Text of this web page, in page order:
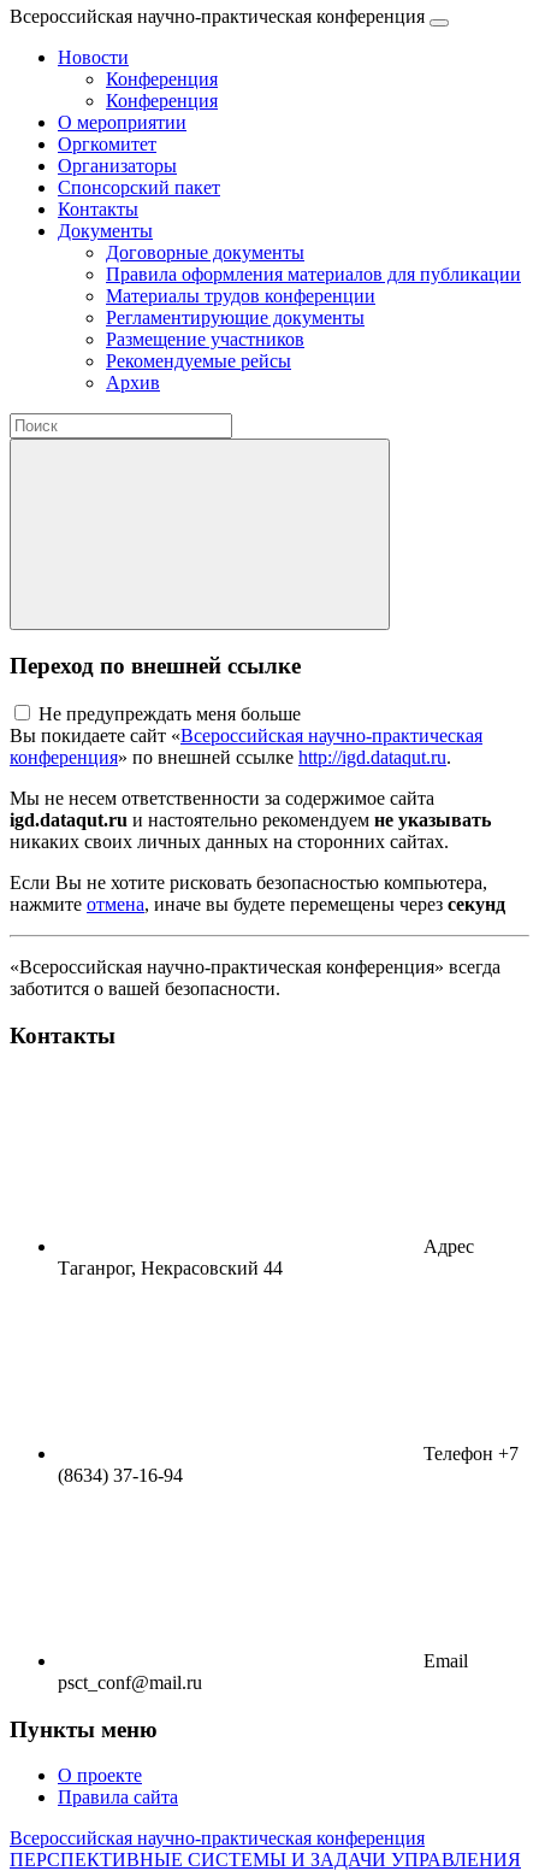
Всероссийская научно-практическая конференция
Новости
Конференция
Конференция
О мероприятии
Оргкомитет
Организаторы
Спонсорский пакет
Контакты
Документы
Договорные документы
Правила оформления материалов для публикации
Материалы трудов конференции
Регламентирующие документы
Размещение участников
Рекомендуемые рейсы
Архив
Переход по внешней ссылке
Не предупреждать меня больше
Вы покидаете сайт «Всероссийская научно-практическая
конференция» по внешней ссылке http://igd.dataqut.ru.
Мы не несем ответственности за содержимое сайта
igd.dataqut.ru и настоятельно рекомендуем не указывать
никаких своих личных данных на сторонних сайтах.
Если Вы не хотите рисковать безопасностью компьютера,
нажмите отмена, иначе вы будете перемещены через секунд
«Всероссийская научно-практическая конференция» всегда
заботится о вашей безопасности.
Контакты
Адрес
Таганрог, Некрасовский 44
Телефон +7
(8634) 37-16-94
Email
psct_conf@mail.ru
Пункты меню
О проекте
Правила сайта
Всероссийская научно-практическая конференция
ПЕРСПЕКТИВНЫЕ СИСТЕМЫ И ЗАДАЧИ УПРАВЛЕНИЯ